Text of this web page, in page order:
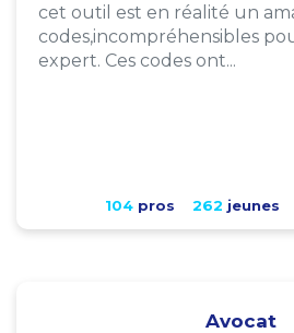
cet outil est en réalité un
codes,incompréhensibles
expert. Ces codes ont...
104pros 262 jeunes
Avocat